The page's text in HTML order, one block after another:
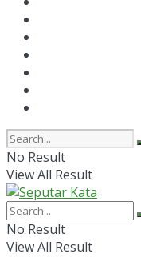
No Result
View All Result
No Result
View All Result